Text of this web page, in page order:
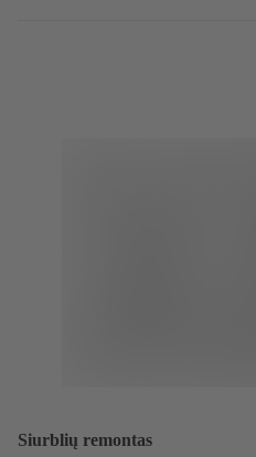
Siurblių remontas